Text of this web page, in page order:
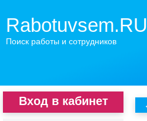
Rabotuvsem.RU
Поиск работы и сотрудников
Вход в кабинет